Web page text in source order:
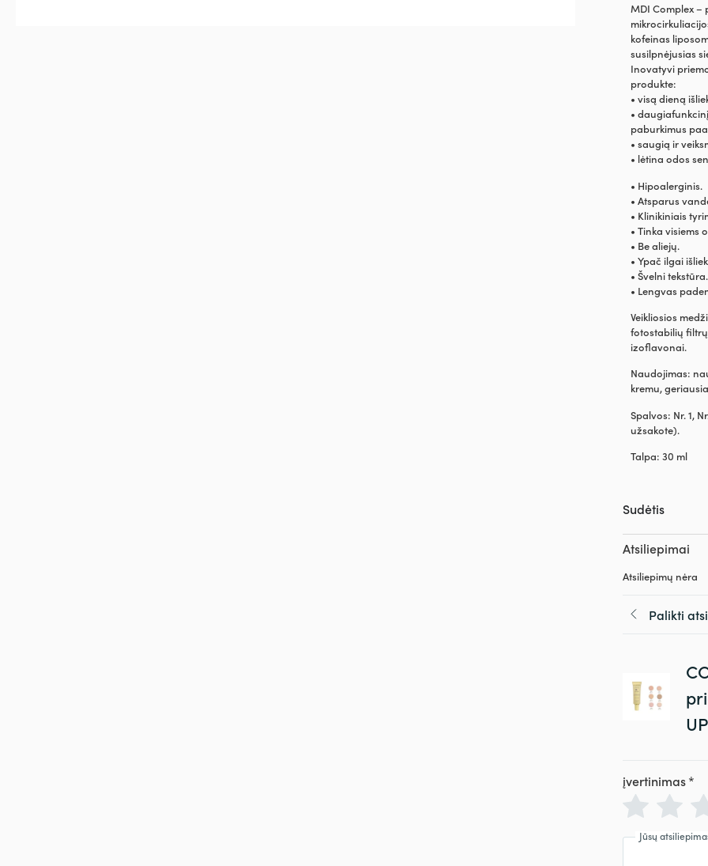
MDI Complex –
kofeinas
susilpnėjusias
Inovatyvi
produkte:
• visą dieną
•
paburkimus
• saugią ir
• lėtina odos
• Hipoalerginis.
• Atsparus
• Klinikiniais
• Tinka visiems
• Be aliejų.
• Ypač ilgai
• Švelni tekstūra.
• Lengvas
Veikliosios
fotostabilių
izoflavonai.
Naudojimas:
kremu,
Spalvos: Nr. 1,
užsakote).
Talpa: 30 ml
Sudėtis
Atsiliepimai
Atsiliepimų nėra
Palikti
įvertinimas*
Jūsų